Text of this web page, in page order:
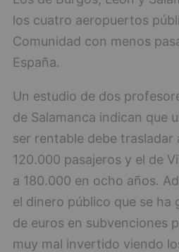
los cuatro aeropuertos
Comunidad con menos
España.
Un estudio de dos
de Salamanca indican que
ser rentable debe trasladar
120.000 pasajeros y el de
a 180.000 en ocho años.
el dinero público que se ha
de euros en subvenciones
muy mal invertido viendo